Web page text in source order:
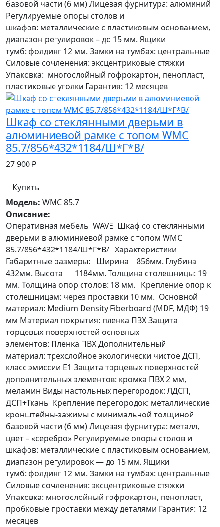
базовой части (6 мм) Лицевая фурнитура: алюминий
Регулируемые опоры столов и
шкафов: металлические с пластиковым основанием,
диапазон регулировок – до 15 мм. Ящики
тумб: фолдинг 12 мм. Замки на тумбах: центральные
Силовые сочленения: эксцентриковые стяжки
Упаковка: многослойный гофрокартон, пенопласт,
пластиковые уголки Гарантия: 12 месяцев
Шкаф со стеклянными дверьми в
алюминиевой рамке с топом WMC
85.7/856*432*1184/Ш*Г*В/
27 900 ₽
Купить
Модель: WMC 85.7
Описание:
Оперативная мебель WAVE Шкаф со стеклянными
дверьми в алюминиевой рамке с топом WMC
85.7/856*432*1184/Ш*Г*В/ Характеристики
Габаритные размеры: Ширина 856мм. Глубина
432мм. Высота 1184мм. Толщина столешницы: 19
мм. Толщина опор столов: 18 мм. Крепление опор к
столешницам: через проставки 10 мм. Основной
материал: Medium Density Fiberboard (MDF, МДФ) 19
мм Материал покрытия: пленка ПВХ Защита
торцевых поверхностей основных
элементов: Пленка ПВХ Дополнительный
материал: трехслойное экологически чистое ДСП,
класс эмиссии Е1 Защита торцевых поверхностей
дополнительных элементов: кромка ПВХ 2 мм,
меламин Виды настольных перегородок: ЛДСП,
ДСП+Ткань Крепление перегородок: металлические
кронштейны-зажимы с минимальной толщиной
базовой части (6 мм) Лицевая фурнитура: металл,
цвет – «серебро» Регулируемые опоры столов и
шкафов: металлические с пластиковым основанием,
диапазон регулировок — до 15 мм. Ящики
тумб: фолдинг 12 мм. Замки на тумбах: центральные
Силовые сочленения: эксцентриковые стяжки
Упаковка: многослойный гофрокартон, пенопласт,
пробковые проставки между деталями Гарантия: 12
месяцев